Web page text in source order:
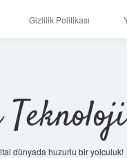
Gizlilik Politikası
dünyada huzurlu bir yolculuk!